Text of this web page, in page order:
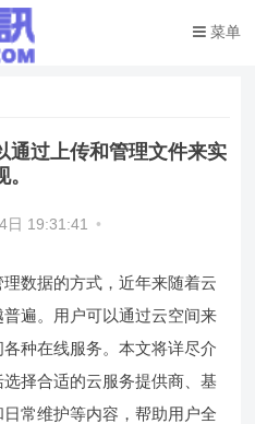
菜单
通过上传和管理文件来实
。
日 19:31:41 •
数据的方式，近年来随着云
遍。用户可以通过云空间来
种在线服务。本文将详尽介
择合适的云服务提供商、基
常维护等内容，帮助用户全